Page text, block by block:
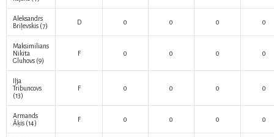
Aleksandrs
Briļevskis (7) D 0 0 0 0
Maksimilians
Nikita
Gluhovs (9)
F 0 0 0 0
Iļja
Tribuncovs
(13)
F 0 0 0 0
Armands
Āķis (14) F 0 0 0 0